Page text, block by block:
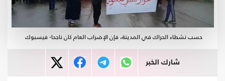
حسب نشطاء الحراك في المدينة، فإن الإضراب العام كان ناجحا- فيسبوك
شارك الخبر